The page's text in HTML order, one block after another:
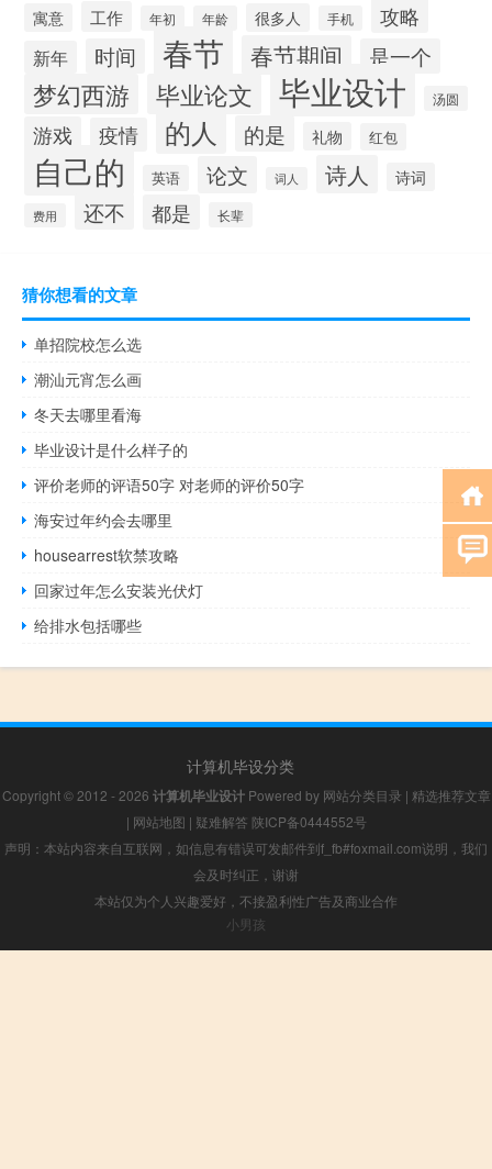
寓意 工作 年初 年龄 很多人 手机 攻略
新年 时间 春节 春节期间 是一个
梦幻西游 毕业论文 毕业设计 汤圆
游戏 疫情 的人 的是 礼物 红包
自己的 英语 论文 词人 诗人 诗词
费用 还不 都是 长辈
猜你想看的文章
单招院校怎么选
潮汕元宵怎么画
冬天去哪里看海
毕业设计是什么样子的
评价老师的评语50字 对老师的评价50字
海安过年约会去哪里
housearrest软禁攻略
回家过年怎么安装光伏灯
给排水包括哪些
计算机毕设分类
Copyright © 2012 - 2026 计算机毕业设计Powered by 网站分类目录 | 精选推荐文章
| 网站地图 | 疑难解答 陕ICP备0444552号
声明：本站内容来自互联网，如信息有错误可发邮件到f_fb#foxmail.com说明，我们
会及时纠正，谢谢
本站仅为个人兴趣爱好，不接盈利性广告及商业合作
小男孩